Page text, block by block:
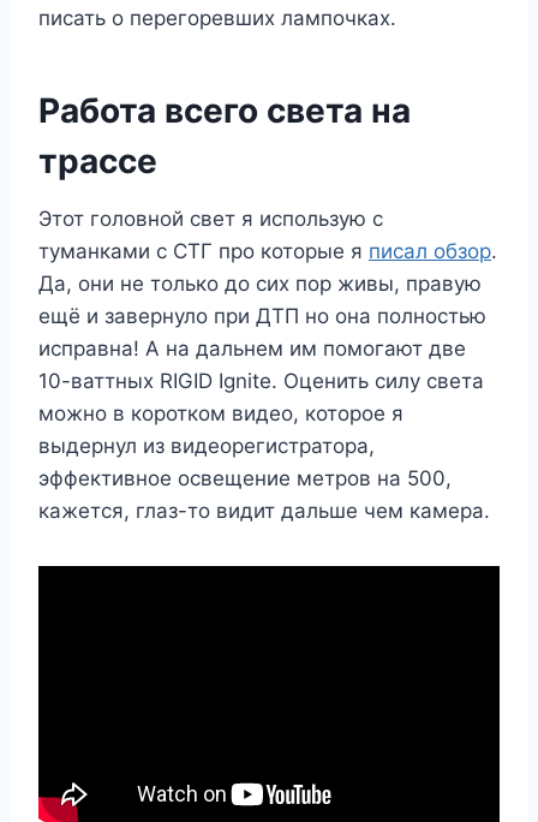
писать о перегоревших лампочках.
Работа всего света на
трассе
Этот головной свет я использую с
туманками с СТГ про которые я писал обзор.
Да, они не только до сих пор живы, правую
ещё и завернуло при ДТП но она полностью
исправна! А на дальнем им помогают две
10-ваттных RIGID Ignite. Оценить силу света
можно в коротком видео, которое я
выдернул из видеорегистратора,
эффективное освещение метров на 500,
кажется, глаз-то видит дальше чем камера.